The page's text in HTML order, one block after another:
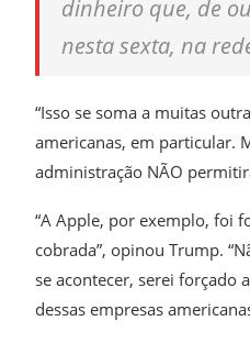
dinheiro que, de
nesta sexta, na
“Isso se soma a muitas
americanas, em particular.
administração NÃO
“A Apple, por exemplo, foi
cobrada”, opinou Trump.
se acontecer, serei forçado
dessas empresas